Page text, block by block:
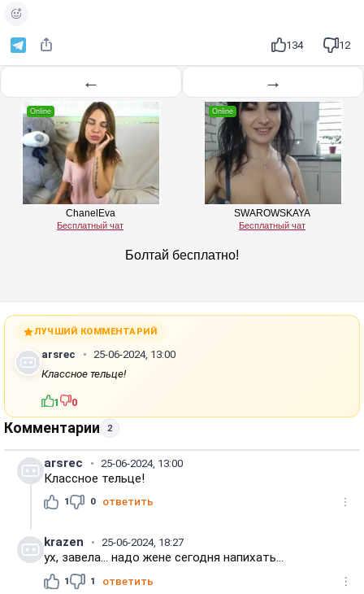
е
с
134 12
← →
ЛУЧШИЙ КОММЕНТАРИЙ
arsrec
25-06-2024, 13:00
Классное тельце!
1 0
Комментарии 2
arsrec 25-06-2024, 13:00
Классное тельце!
1 0 ответить
krazen 25-06-2024, 18:27
ух, завела... надо жене сегодня напихать...
1 1 ответить